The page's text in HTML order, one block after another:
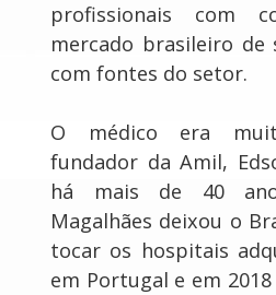
profissionais com
mercado brasileiro de
com fontes do setor.
O médico era
fundador da Amil,
há mais de 40
Magalhães deixou o
tocar os hospitais
em Portugal e em